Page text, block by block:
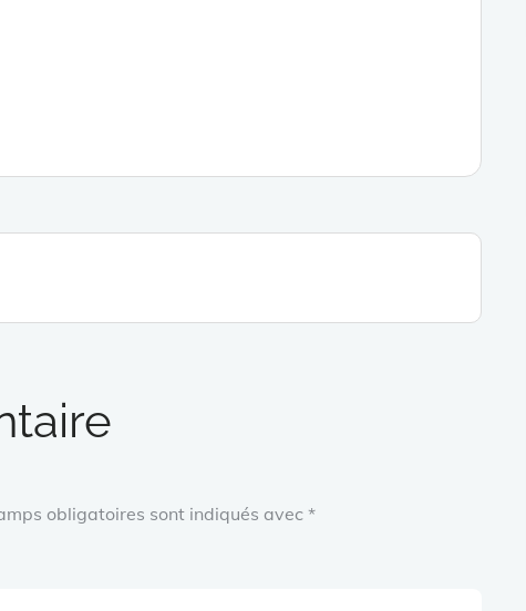
obligatoires sont indiqués avec *